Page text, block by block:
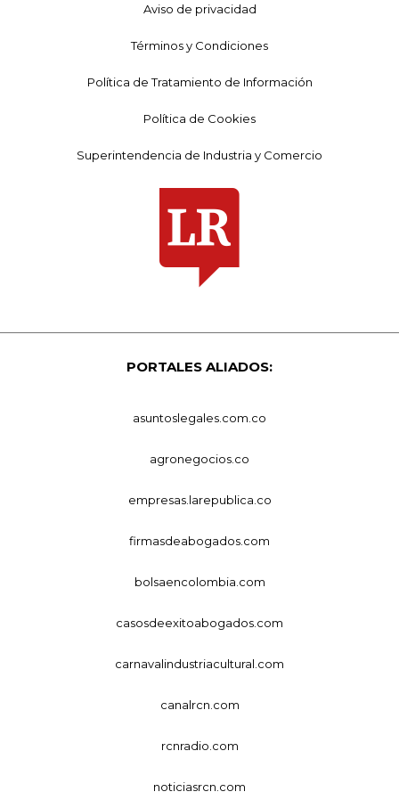
Aviso de privacidad
Términos y Condiciones
Política de Tratamiento de Información
Política de Cookies
Superintendencia de Industria y Comercio
PORTALES ALIADOS:
asuntoslegales.com.co
agronegocios.co
empresas.larepublica.co
firmasdeabogados.com
bolsaencolombia.com
casosdeexitoabogados.com
carnavalindustriacultural.com
canalrcn.com
rcnradio.com
noticiasrcn.com